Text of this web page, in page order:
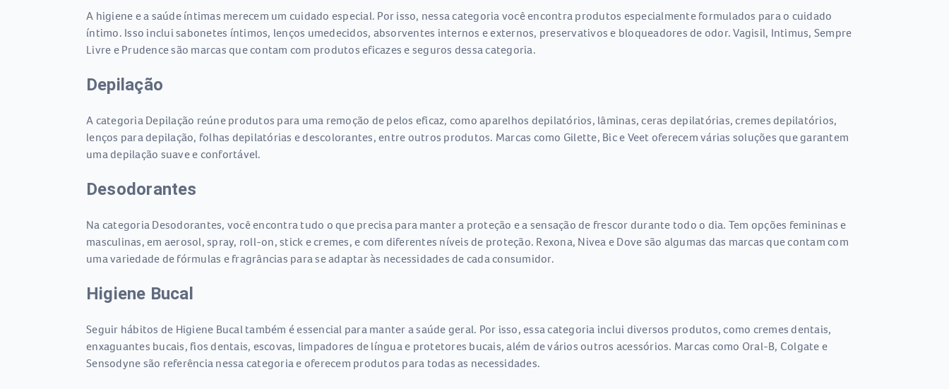
A higiene e a saúde íntimas merecem um cuidado especial. Por isso, nessa categoria você encontra produtos especialmente formulados para o cuidado
íntimo. Isso inclui sabonetes íntimos, lenços umedecidos, absorventes internos e externos, preservativos e bloqueadores de odor. Vagisil, Intimus, Sempre
Livre e Prudence são marcas que contam com produtos eficazes e seguros dessa categoria.
Depilação
A categoria Depilação reúne produtos para uma remoção de pelos eficaz, como aparelhos depilatórios, lâminas, ceras depilatórias, cremes depilatórios,
lenços para depilação, folhas depilatórias e descolorantes, entre outros produtos. Marcas como Gilette, Bic e Veet oferecem várias soluções que garantem
uma depilação suave e confortável.
Desodorantes
Na categoria Desodorantes, você encontra tudo o que precisa para manter a proteção e a sensação de frescor durante todo o dia. Tem opções femininas e
masculinas, em aerosol, spray, roll-on, stick e cremes, e com diferentes níveis de proteção. Rexona, Nivea e Dove são algumas das marcas que contam com
uma variedade de fórmulas e fragrâncias para se adaptar às necessidades de cada consumidor.
Higiene Bucal
Seguir hábitos de Higiene Bucal também é essencial para manter a saúde geral. Por isso, essa categoria inclui diversos produtos, como cremes dentais,
enxaguantes bucais, fios dentais, escovas, limpadores de língua e protetores bucais, além de vários outros acessórios. Marcas como Oral-B, Colgate e
Sensodyne são referência nessa categoria e oferecem produtos para todas as necessidades.